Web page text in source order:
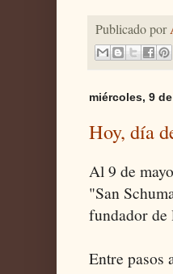
Publicado por
miércoles, 9
Hoy, día
Al 9 de
"San
fundador de
Entre pasos